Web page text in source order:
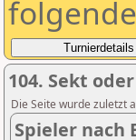
104. Sekt
Die Seite wurde zuletzt
Spieler nach